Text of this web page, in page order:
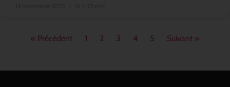
« Précédent 1 2 3 4 5 Suivant »